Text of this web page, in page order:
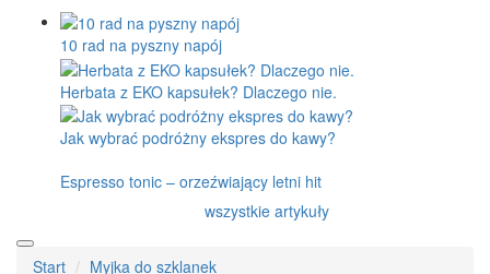
10 rad na pyszny napój
Herbata z EKO kapsułek? Dlaczego nie.
Jak wybrać podróżny ekspres do kawy?
Espresso tonic – orzeźwiający letni hit
wszystkie artykuły
Start
Myjka do szklanek